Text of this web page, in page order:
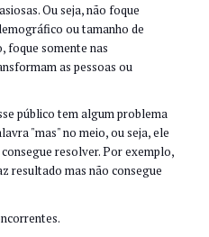
Ou seja, não foque
ou tamanho de
foque somente nas
as pessoas ou
público tem algum problema
"mas" no meio, ou seja, ele
resolver. Por exemplo,
resultado mas não consegue